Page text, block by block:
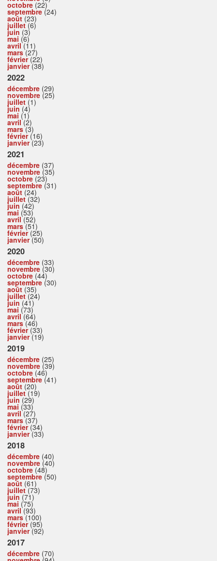
octobre (22)
septembre (24)
août (23)
juillet(6)
juin (3)
mai (6)
avril(11)
mars(27)
février(22)
janvier(38)
2022
décembre (29)
novembre (25)
juillet (1)
juin (4)
mai (1)
avril(2)
mars(3)
février(16)
janvier(23)
2021
décembre (37)
novembre (35)
octobre (23)
septembre (31)
août (24)
juillet(32)
juin (42)
mai (53)
avril(52)
mars(51)
février(25)
janvier(50)
2020
décembre (33)
novembre (30)
octobre (44)
septembre (30)
août (35)
juillet(24)
juin (41)
mai (73)
avril(64)
mars(46)
février(33)
janvier(19)
2019
décembre (25)
novembre (39)
octobre (46)
septembre (41)
août (20)
juillet(19)
juin (29)
mai (33)
avril(27)
mars(37)
février(34)
janvier(33)
2018
décembre (40)
novembre (40)
octobre (48)
septembre (50)
août (61)
juillet(73)
juin (71)
mai (75)
avril(93)
mars(100)
février(95)
janvier(92)
2017
décembre (70)